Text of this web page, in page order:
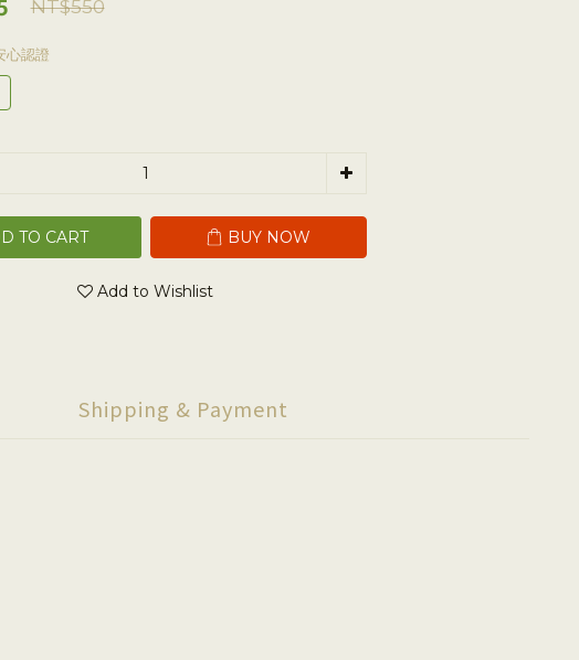
NT$550
心認證
TO CART BUY NOW
Add to Wishlist
Shipping & Payment